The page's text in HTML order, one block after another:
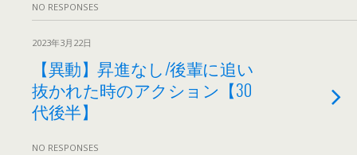
NO RESPONSES
2023年3月22日
【異動】昇進なし/後輩に追い
抜かれた時のアクション【30
代後半】
NO RESPONSES